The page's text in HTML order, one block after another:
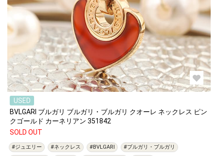
USED
BVLGARI ブルガリ ブルガリ・ブルガリ クオーレ ネックレス ピン
クゴールド カーネリアン 351842
SOLD OUT
#ジュエリー #ネックレス #BVLGARI
#ブルガリ・ブルガリ